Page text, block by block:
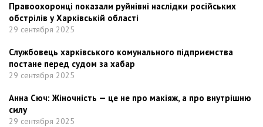
Правоохоронці показали руйнівні наслідки російських
обстрілів у Харківській області
29 сентября 2025
Службовець харківського комунального підприємства
постане перед судом за хабар
29 сентября 2025
Анна Сюч: Жіночність — це не про макіяж, а про внутрішню
силу
29 сентября 2025